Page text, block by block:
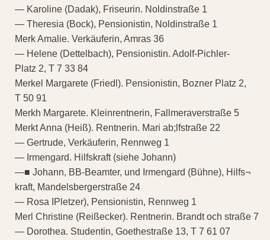
— Karoline (Dadak), Friseurin. Noldinstraße 1
— Theresia (Bock), Pensionistin, Noldinstraße 1
Merk Amalie. Verkäuferin, Amras 36
— Helene (Dettelbach), Pensionistin. Adolf-Pichler-
Platz 2, T 7 33 84
Merkel Margarete (Friedl). Pensionistin, Bozner Platz 2,
T 50 91
Merkh Margarete. Kleinrentnerin, Fallmeraverstraße 5
Merkt Anna (Heiß). Rentnerin. Mari ab;lfstraße 22
— Gertrude, Verkäuferin, Rennweg 1
— Irmengard. Hilfskraft (siehe Johann)
—■ Johann, BB-Beamter, und Irmengard (Bühne), Hilfs¬
kraft, Mandelsbergerstraße 24
— Rosa IPletzer), Pensionistin, Rennweg 1
Merl Christine (Reißecker). Rentnerin. Brandt och straße 7
— Dorothea. Studentin, Goethestraße 13, T 7 61 07